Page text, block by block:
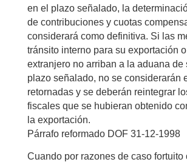
en el plazo señalado, la
de contribuciones y cuotas
considerará como definitiva. Si las
tránsito interno para su exportación o
extranjero no arriban a la aduana de
plazo señalado, no se considerarán
retornadas y se deberán reintegrar
fiscales que se hubieran obtenido
la exportación.
Párrafo reformado DOF 31-12-1998
Cuando por razones de caso fortuito